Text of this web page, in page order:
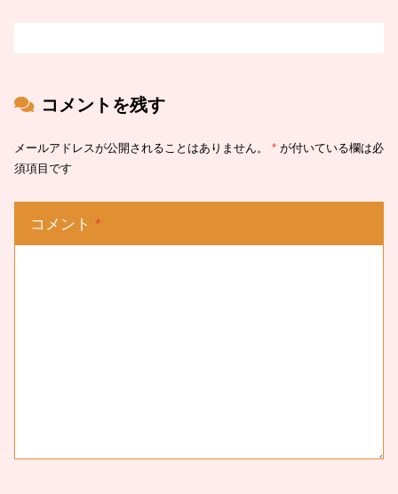
コメントを残す
メールアドレスが公開されることはありません。 * が付いている欄は必
須項目です
コメント *